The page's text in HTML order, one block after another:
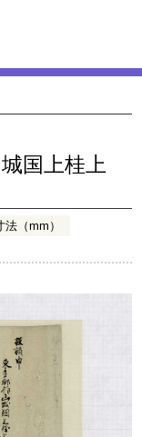
国上桂上
法（mm）